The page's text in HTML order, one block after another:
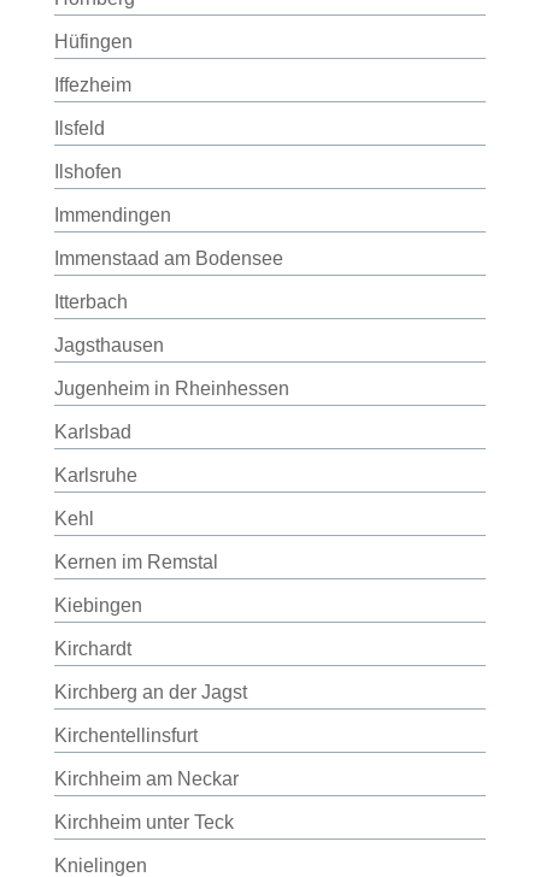
Hüfingen
Iffezheim
Ilsfeld
Ilshofen
Immendingen
Immenstaad am Bodensee
Itterbach
Jagsthausen
Jugenheim in Rheinhessen
Karlsbad
Karlsruhe
Kehl
Kernen im Remstal
Kiebingen
Kirchardt
Kirchberg an der Jagst
Kirchentellinsfurt
Kirchheim am Neckar
Kirchheim unter Teck
Knielingen